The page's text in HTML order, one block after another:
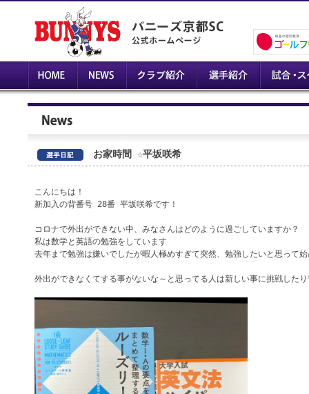
お家時間 ☆平坂咲希
こんにちは！
新加入の背番号 28番 平坂咲希です！
コロナで外出ができない中、みなさんはどのように過ごしていますか？
私は数学と英語の勉強をしています
去年まで勉強は嫌いでしたが暇人極めすぎて突然、勉強したいと思って
外出ができなくてする事がないな～と思ってる人は新しい事に挑戦した